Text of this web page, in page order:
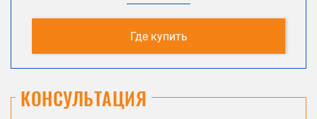
Где купить
КОНСУЛЬТАЦИЯ